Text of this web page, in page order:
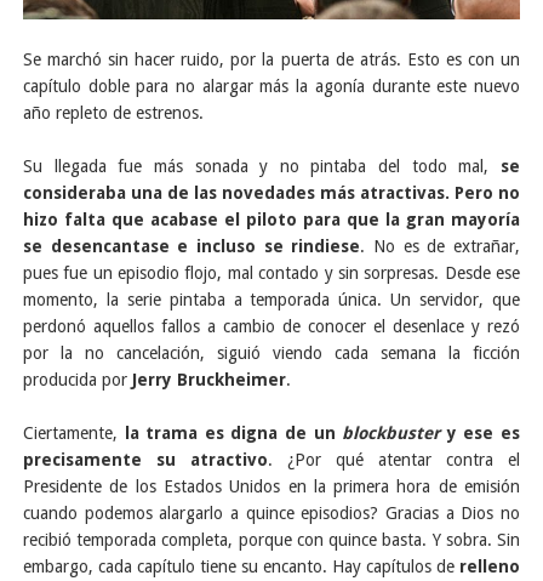
Se marchó sin hacer ruido, por la puerta de atrás. Esto es con un
capítulo doble para no alargar más la agonía durante este nuevo
año repleto de estrenos.
Su llegada fue más sonada y no pintaba del todo mal, se
consideraba una de las novedades más atractivas. Pero no
hizo falta que acabase el piloto para que la gran mayoría
se desencantase e incluso se rindiese. No es de extrañar,
pues fue un episodio flojo, mal contado y sin sorpresas. Desde ese
momento, la serie pintaba a temporada única. Un servidor, que
perdonó aquellos fallos a cambio de conocer el desenlace y rezó
por la no cancelación, siguió viendo cada semana la ficción
producida por Jerry Bruckheimer.
Ciertamente, la trama es digna de un blockbustery ese es
precisamente su atractivo. ¿Por qué atentar contra el
Presidente de los Estados Unidos en la primera hora de emisión
cuando podemos alargarlo a quince episodios? Gracias a Dios no
recibió temporada completa, porque con quince basta. Y sobra. Sin
embargo, cada capítulo tiene su encanto. Hay capítulos de relleno